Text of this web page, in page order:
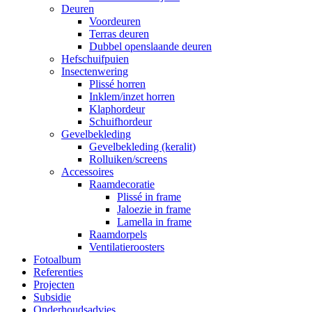
Deuren
Voordeuren
Terras deuren
Dubbel openslaande deuren
Hefschuifpuien
Insectenwering
Plissé horren
Inklem/inzet horren
Klaphordeur
Schuifhordeur
Gevelbekleding
Gevelbekleding (keralit)
Rolluiken/screens
Accessoires
Raamdecoratie
Plissé in frame
Jaloezie in frame
Lamella in frame
Raamdorpels
Ventilatieroosters
Fotoalbum
Referenties
Projecten
Subsidie
Onderhoudsadvies